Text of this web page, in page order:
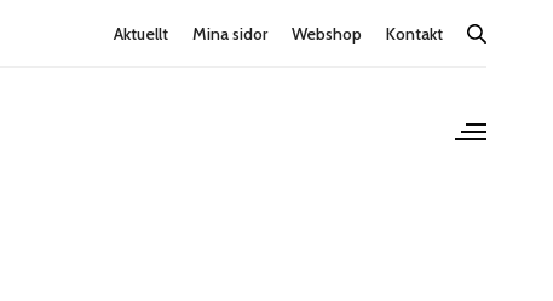
Aktuellt Mina sidor Webshop Kontakt